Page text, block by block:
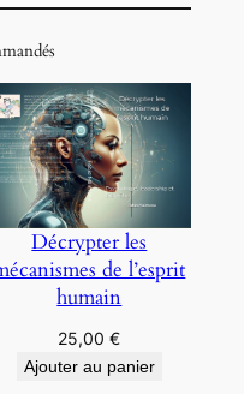
Décrypter les
de l’esprit
humain
25,00€
Ajouter au panier